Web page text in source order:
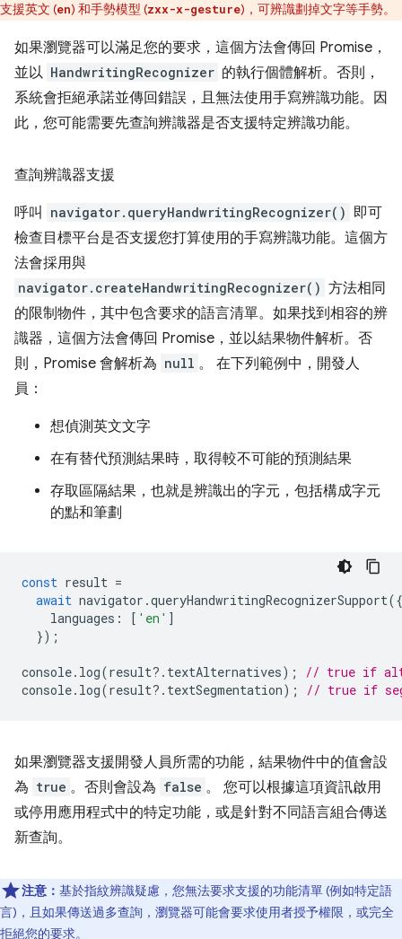
支援英文 (en) 和手勢模型 (zxx-x-gesture)，可辨識劃掉文字等手勢。
如果瀏覽器可以滿足您的要求，這個方法會傳回 Promise，
並以 HandwritingRecognizer 的執行個體解析。否則，
系統會拒絕承諾並傳回錯誤，且無法使用手寫辨識功能。因
此，您可能需要先查詢辨識器是否支援特定辨識功能。
查詢辨識器支援
呼叫 navigator.queryHandwritingRecognizer() 即可
檢查目標平台是否支援您打算使用的手寫辨識功能。這個方
法會採用與
navigator.createHandwritingRecognizer() 方法相同
的限制物件，其中包含要求的語言清單。如果找到相容的辨
識器，這個方法會傳回 Promise，並以結果物件解析。否
則，Promise 會解析為 null 。 在下列範例中，開發人
員：
想偵測英文文字
在有替代預測結果時，取得較不可能的預測結果
存取區隔結果，也就是辨識出的字元，包括構成字元
的點和筆劃
const result =
await navigator .queryHandwritingRecognizerSupport({
languages : [ 'en' ]
});
console. log(result? . textAlternatives);
// true if
console. log(result? . textSegmentation); // true if
如果瀏覽器支援開發人員所需的功能，結果物件中的值會設
為 true 。否則會設為 false 。 您可以根據這項資訊啟用
或停用應用程式中的特定功能，或是針對不同語言組合傳送
新查詢。
注意： 基於指紋辨識疑慮，您無法要求支援的功能清單 (例如特定語
言)，且如果傳送過多查詢，瀏覽器可能會要求使用者授予權限，或完全
拒絕您的要求。